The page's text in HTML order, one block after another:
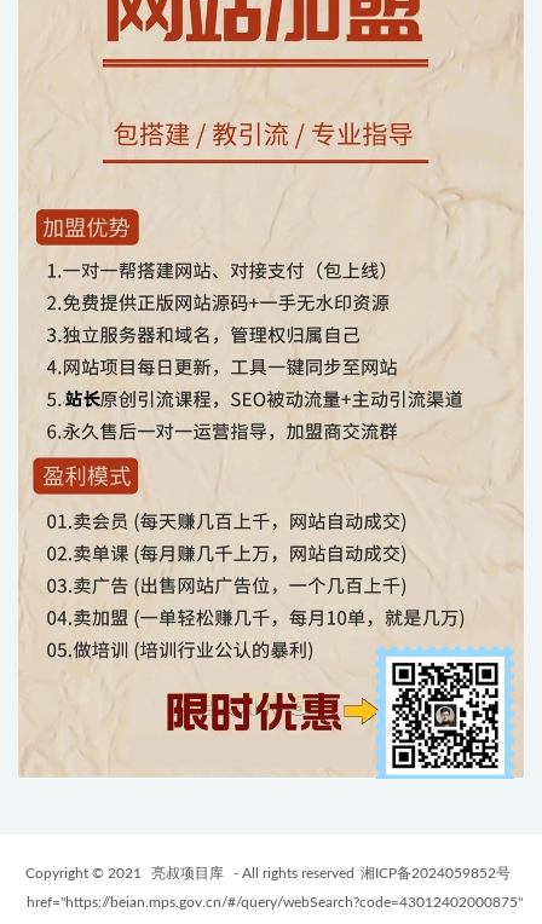
Copyright © 2021 亮叔项目库 - All rights reserved 湘ICP备2024059852号
href="https://beian.mps.gov.cn/#/query/webSearch?code=43012402000875"